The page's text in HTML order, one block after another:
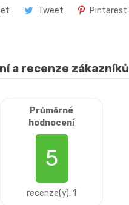
Tweet Pinterest
a recenze zákazníků
Průměrné
hodnocení
5
recenze(y): 1